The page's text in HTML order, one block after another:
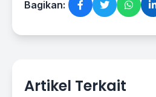
Bagikan:
Artikel Terkait